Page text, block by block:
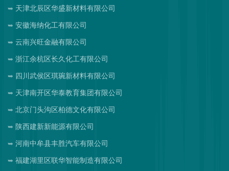
天津北辰区华盛新材料有限公司
安徽海纳化工有限公司
云南兴旺金融有限公司
浙江余杭区长久化工有限公司
四川武侯区琪琬新材料有限公司
天津南开区华泰教育集团有限公司
北京门头沟区柏德文化有限公司
陕西建新新能源有限公司
河南中牟县丰胜汽车有限公司
福建湖里区联华智能制造有限公司